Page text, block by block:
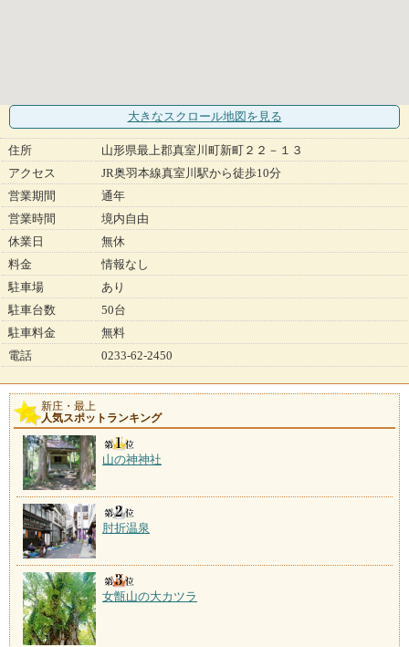
大きなスクロール地図 を見る
住所
山形県最上郡真室川町新町２２－１３
アクセス
JR奥羽本線真室川駅から徒歩10分
営業期間
通年
営業時間
境内自由
休業日
無休
料金
情報なし
駐車場
あり
駐車台数
50台
駐車料金
無料
電話
0233-62-2450
新庄・最上
人気スポットランキング
山の神神社
肘折温泉
女甑山の大カツラ